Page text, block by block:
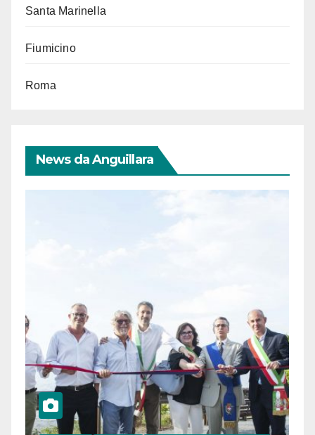
Santa Marinella
Fiumicino
Roma
News da Anguillara